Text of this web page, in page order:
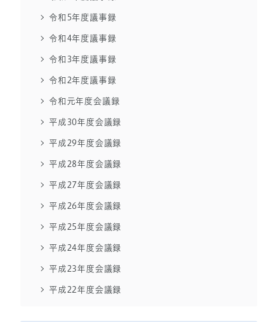
令和5年度議事録
令和4年度議事録
令和3年度議事録
令和2年度議事録
令和元年度会議録
平成30年度会議録
平成29年度会議録
平成28年度会議録
平成27年度会議録
平成26年度会議録
平成25年度会議録
平成24年度会議録
平成23年度会議録
平成22年度会議録